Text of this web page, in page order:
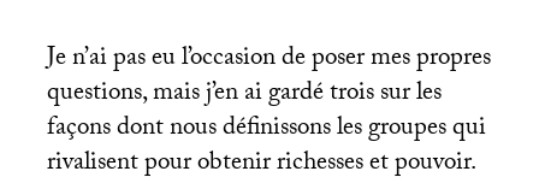
Je n’ai pas eu l’occasion de poser mes propres
questions, mais j’en ai gardé trois sur les
façons dont nous définissons les groupes qui
rivalisent pour obtenir richesses et pouvoir.